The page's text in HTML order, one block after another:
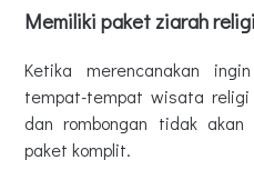
Memiliki paket ziarah
Ketika merencanakan
tempat-tempat wisata religi
dan rombongan tidak akan
paket komplit.